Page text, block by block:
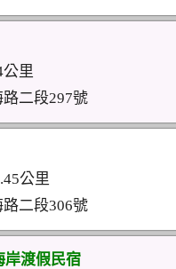
公里
二段297號
公里
二段306號
岸渡假民宿